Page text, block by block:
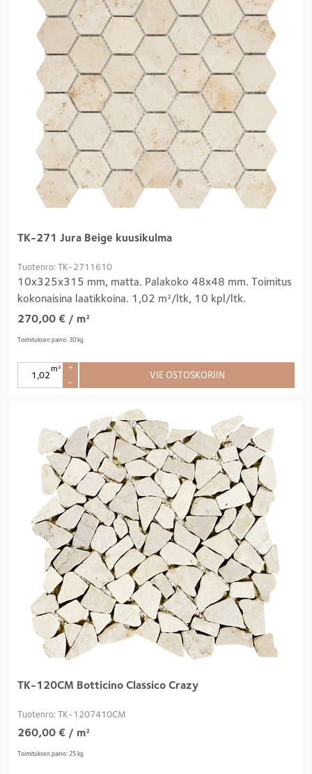
TK-271 Jura Beige kuusikulma
Tuotenro: TK-2711610
10x325x315 mm, matta. Palakoko 48x48 mm. Toimitus
kokonaisina laatikkoina. 1,02 m²/ltk, 10 kpl/ltk.
270,00 € / m²
Toimituksen paino: 30 kg
m²
+
–
VIE OSTOSKORIIN
TK-120CM Botticino Classico Crazy
Tuotenro: TK-1207410CM
260,00 € / m²
Toimituksen paino: 25 kg